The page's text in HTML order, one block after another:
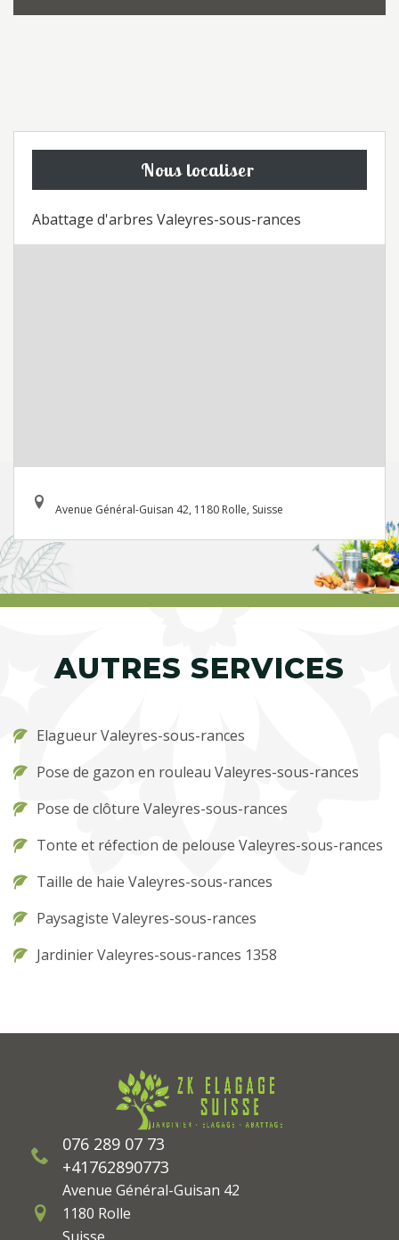
Nous localiser
Abattage d'arbres Valeyres-sous-rances
Avenue Général-Guisan 42, 1180 Rolle, Suisse
AUTRES SERVICES
Elagueur Valeyres-sous-rances
Pose de gazon en rouleau Valeyres-sous-rances
Pose de clôture Valeyres-sous-rances
Tonte et réfection de pelouse Valeyres-sous-rances
Taille de haie Valeyres-sous-rances
Paysagiste Valeyres-sous-rances
Jardinier Valeyres-sous-rances 1358
076 289 07 73
+41762890773
Avenue Général-Guisan 42
1180 Rolle